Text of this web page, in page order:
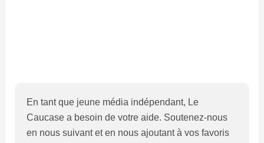
En tant que jeune média indépendant, Le
Caucase a besoin de votre aide. Soutenez-nous
en nous suivant et en nous ajoutant à vos favoris